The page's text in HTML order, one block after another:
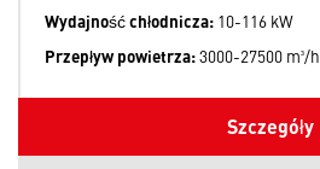
Wydajność chłodnicza: 10-116 kW
Przepływ powietrza:3000-27500 m³/h
Szczegóły